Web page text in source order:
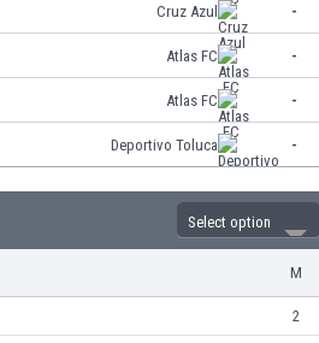
Cruz Azul -
Atlas FC -
Atlas FC -
Deportivo Toluca -
Select option
M
2